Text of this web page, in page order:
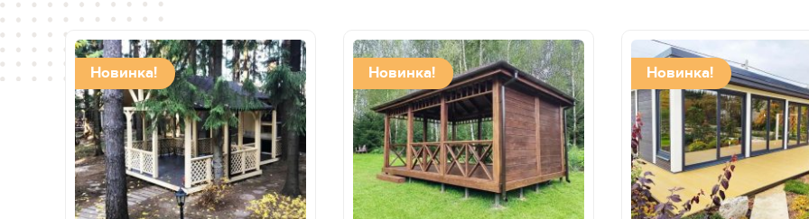
Новинка! Новинка! Новинка!